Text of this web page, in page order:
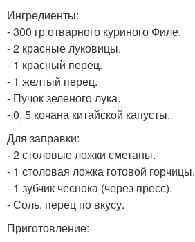
Ингредиенты:
- 300 гр отварного куриного Филе.
- 2 красные луковицы.
- 1 красный перец.
- 1 желтый перец.
- Пучок зеленого лука.
- 0, 5 кочана китайской капусты.
Для заправки:
- 2 столовые ложки сметаны.
- 1 столовая ложка готовой горчицы.
- 1 зубчик чеснока (через пресс).
- Соль, перец по вкусу.
Приготовление: